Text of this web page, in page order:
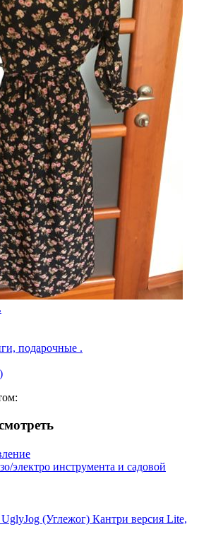
подарочные .
электро инструмента и садовой
(Углежог) Кантри версия Lite,